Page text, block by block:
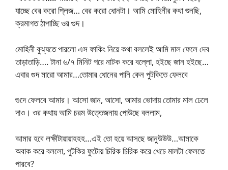
যাচ্ছে বের করো প্লিজ… বের করো ধোনটা। আমি মোহিনীর কথা শুনছি,
ক্রমাগত ঠাপাচ্ছি ওর গুদ।
মোহিনী বুঝ্যতে পারলো এস ফাকিং নিয়ে কথা বললেই আমি মাল ফেলে দেব
তাড়াতাড়ি…. টানা ৬/৭ মিনিট পরে নাটক করে বল্লো, হইছে জান হইছে…
এবার গুদ মারো আমার…তোমার ধোনের পানি কেন পুটকিতে ফেলবে
গুদে ফেলবে আমার। আসো জান, আসো, আমার ভোদায় তোমার মাল ঢেলে
দাও। ওর কথায় আমি চরম উত্তেজনায় পোউছে বললাম,
আমার হবে লক্ষীটায়ায়াহহহ…এই তো হয়ে আসছে জানুউউউ…আমাকে
অবাক করে বললো, পুটকির ফুটোয় চিরিক চিরিক করে খেচে মালটা ফেলতে
পারবে?